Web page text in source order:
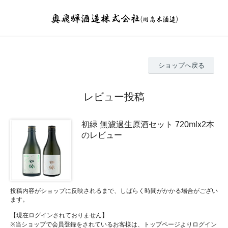
ショップへ戻る
レビュー投稿
初緑 無濾過生原酒セット 720mlx2本
のレビュー
投稿内容がショップに反映されるまで、しばらく時間がかかる場合がござい
ます。
【現在ログインされておりません】
※当ショップで会員登録をされているお客様は、トップページよりログイン